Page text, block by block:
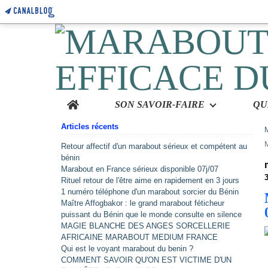
Home SON SAVOIR-FAIRE
Articles récents
Retour affectif d'un marabout sérieux et compétent au
bénin
Marabout en France sérieux disponible 07j/07
Rituel retour de l'être aime en rapidement en 3 jours
1 numéro téléphone d'un marabout sorcier du Bénin
Maître Affogbakor : le grand marabout féticheur
puissant du Bénin que le monde consulte en silence
MAGIE BLANCHE DES ANGES SORCELLERIE
AFRICAINE MARABOUT MEDIUM FRANCE
Qui est le voyant marabout du benin ?
COMMENT SAVOIR QU'ON EST VICTIME D'UN